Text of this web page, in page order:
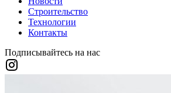
Строительство
Технологии
Контакты
Подписывайтесь на нас